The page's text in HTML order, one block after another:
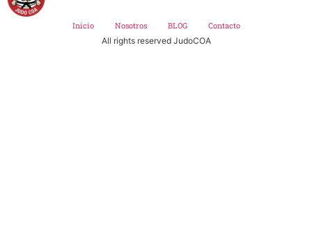
Inicio Nosotros BLOG
Contacto
All rights reserved JudoCOA